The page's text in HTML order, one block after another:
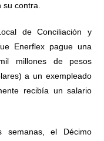
contra.
de Conciliación y
Enerflex pague una
millones de pesos
a un exempleado
recibía un salario
semanas, el Décimo